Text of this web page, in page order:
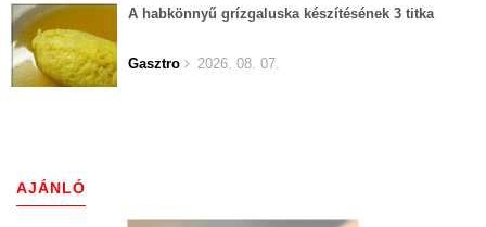
A habkönnyű grízgaluska készítésének 3 titka
Gasztro 2026. 08. 07.
AJÁNLÓ